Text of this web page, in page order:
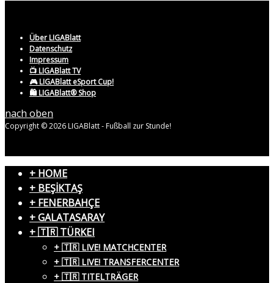
Über LIGABlatt
Datenschutz
Impressum
📺 LIGABlatt TV
🎮 LIGABlatt eSport Cup!
🛍️ LIGABlatt® Shop
nach oben
Copyright © 2026 LIGABlatt - Fußball zur Stunde!
+ HOME
+ BEŞİKTAŞ
+ FENERBAHÇE
+ GALATASARAY
+ 🇹🇷 TÜRKEI
+ 🇹🇷 LIVE! MATCHCENTER
+ 🇹🇷 LIVE! TRANSFERCENTER
+ 🇹🇷 TITELTRÄGER